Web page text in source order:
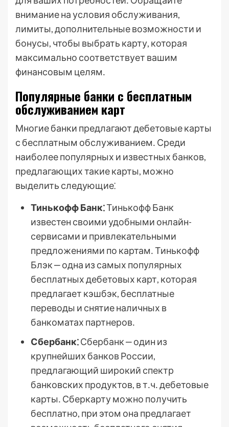
внимание на условия обслуживания,
лимиты, дополнительные возможности и
бонусы, чтобы выбрать карту, которая
максимально соответствует вашим
финансовым целям․
Популярные банки с бесплатным
обслуживанием карт
Многие банки предлагают дебетовые карты
с бесплатным обслуживанием․ Среди
наиболее популярных и известных банков,
предлагающих такие карты, можно
выделить следующие⁚
Тинькофф Банк⁚Тинькофф Банк
известен своими удобными онлайн-
сервисами и привлекательными
предложениями по картам․ Тинькофф
Блэк ‒ одна из самых популярных
бесплатных дебетовых карт, которая
предлагает кэшбэк, бесплатные
переводы и снятие наличных в
банкоматах партнеров․
Сбербанк⁚Сбербанк ‒ один из
крупнейших банков России,
предлагающий широкий спектр
банковских продуктов, в т․ч․ дебетовые
карты․ Сберкарту можно получить
бесплатно, при этом она предлагает